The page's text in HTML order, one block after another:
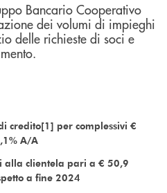
Bancario Cooperativo
dei volumi di impieghi
delle richieste di soci e
credito[1] per complessivi €
A/A
alla clientela pari a € 50,9
a fine 2024